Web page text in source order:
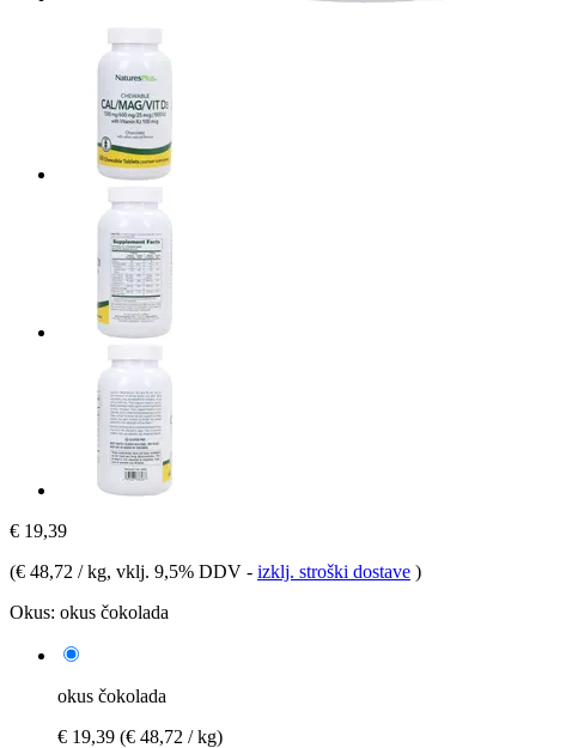
€ 19,39
(€ 48,72 / kg, vklj. 9,5% DDV - izklj. stroški dostave )
Okus: okus čokolada
okus čokolada
€ 19,39 (€ 48,72 / kg)